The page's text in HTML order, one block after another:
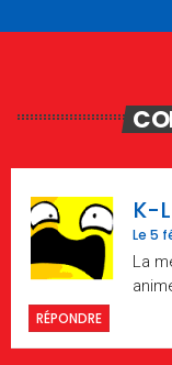
K-
Le 5
La
RÉPONDRE